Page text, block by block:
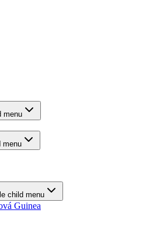
menu
menu
child menu
Guinea